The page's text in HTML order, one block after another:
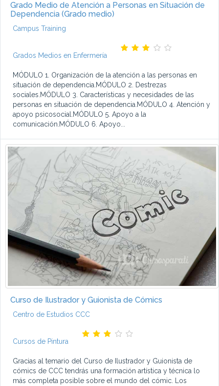
Grado Medio de Atención a Personas en Situación de
Dependencia (Grado medio)
Campus Training
Grados Medios en Enfermería
MÓDULO 1. Organización de la atención a las personas en
situación de dependencia.MÓDULO 2. Destrezas
sociales.MÓDULO 3. Características y necesidades de las
personas en situación de dependencia.MÓDULO 4. Atención y
apoyo psicosocial.MÓDULO 5. Apoyo a la
comunicación.MÓDULO 6. Apoyo...
Curso de Ilustrador y Guionista de Cómics
Centro de Estudios CCC
Cursos de Pintura
Gracias al temario del Curso de Ilustrador y Guionista de
cómics de CCC tendrás una formación artística y técnica lo
más completa posible sobre el mundo del cómic. Los